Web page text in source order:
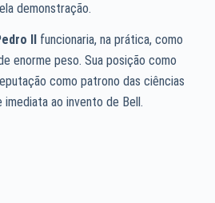
demonstração.
II funcionaria, na prática, como
enorme peso. Sua posição como
como patrono das ciências
ao invento de Bell.